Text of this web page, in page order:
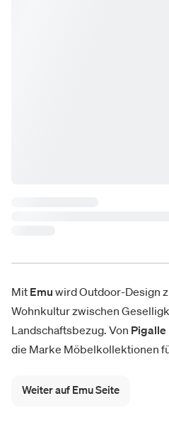
Mit Emu wird Outdoor-Design
Wohnkultur zwischen
Landschaftsbezug. Von Pigalle
die Marke Möbelkollektionen
Stühle, Tische, Sofas, Sessel,
Weiter auf Emu Seite